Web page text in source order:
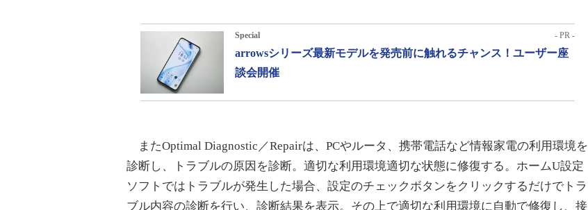
Special - PR -
arrowsシリーズ最新モデルを発売前に触れるチャンス！ユーザー座
談会開催
またOptimal Diagnostic／Repairは、PCやルータ、携帯電話など情報家電の利用環境を
診断し、トラブルの原因を診断。適切な利用環境適切な状態に修復する。ホームU設定
ソフトではトラブルが発生した場合、設定のチェックボタンをクリックするだけでトラ
ブル内容の診断を行い、診断結果を表示。その上で適切な利用環境に自動で修復し、接